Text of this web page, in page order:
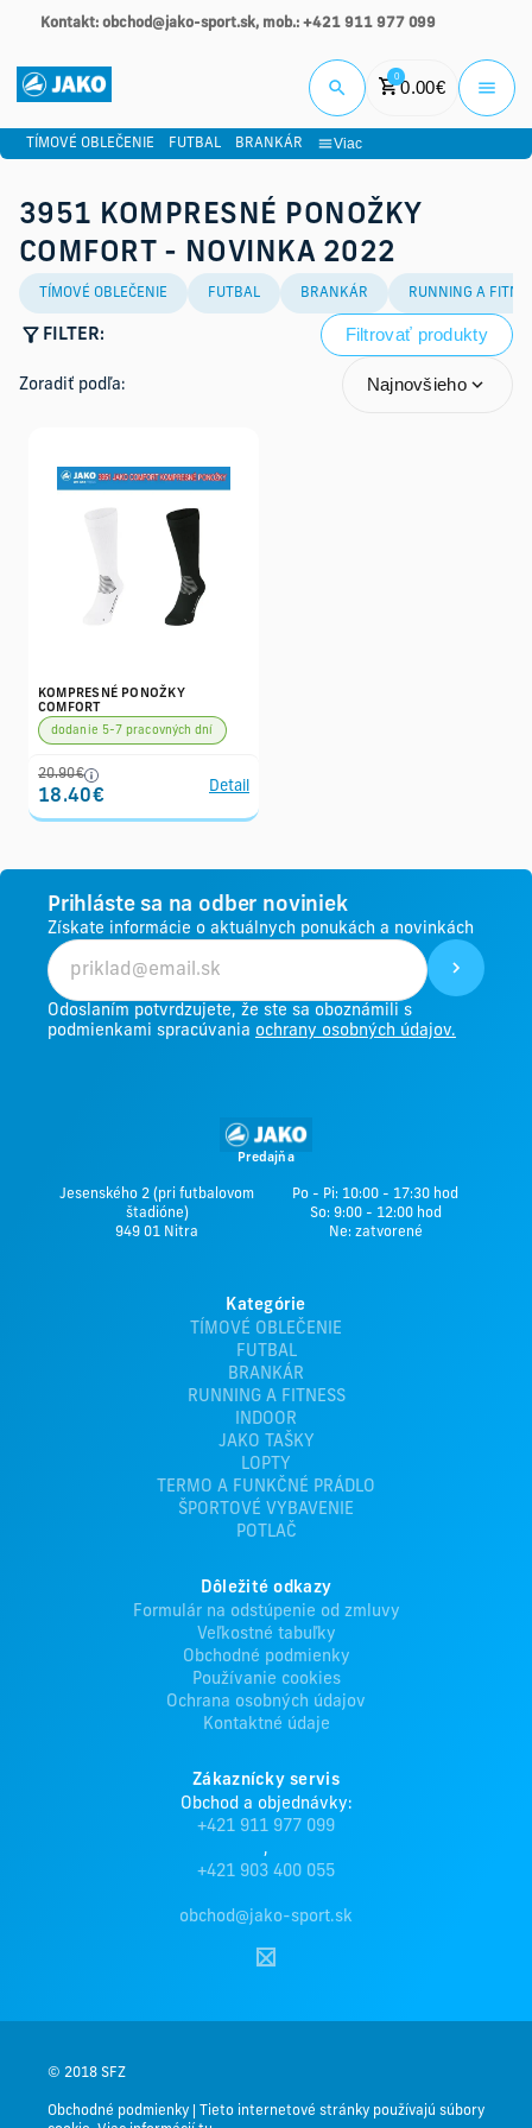
Kontakt: obchod@jako-sport.sk, mob.: +421 911 977 099
0
0.00€
TÍMOVÉ OBLEČENIE FUTBAL BRANKÁR Viac
3951 KOMPRESNÉ PONOŽKY
COMFORT - NOVINKA 2022
TÍMOVÉ OBLEČENIE FUTBAL BRANKÁR RUNNING A
FILTER: Filtrovať produkty
Zoradiť podľa: Najnovšieho
KOMPRESNÉ PONOŽKY
COMFORT
dodanie 5-7 pracovných dní
20.90€
18.40€
Detail
Prihláste sa na odber noviniek
Získate informácie o aktuálnych ponukách a novinkách
Odoslaním potvrdzujete, že ste sa oboznámili s
podmienkami spracúvania ochrany osobných údajov.
Predajňa
Jesenského 2 (pri futbalovom
štadióne)
949 01 Nitra
Po - Pi: 10:00 - 17:30 hod
So: 9:00 - 12:00 hod
Ne: zatvorené
Kategórie
TÍMOVÉ OBLEČENIE
FUTBAL
BRANKÁR
RUNNING A FITNESS
INDOOR
JAKO TAŠKY
LOPTY
TERMO A FUNKČNÉ PRÁDLO
ŠPORTOVÉ VYBAVENIE
POTLAČ
Dôležité odkazy
Formulár na odstúpenie od zmluvy
Veľkostné tabuľky
Obchodné podmienky
Používanie cookies
Ochrana osobných údajov
Kontaktné údaje
Zákaznícky servis
Obchod a objednávky:
+421 911 977 099
,
+421 903 400 055
obchod@jako-sport.sk
© 2018 SFZ
Obchodné podmienky
Tieto internetové stránky používajú súbory